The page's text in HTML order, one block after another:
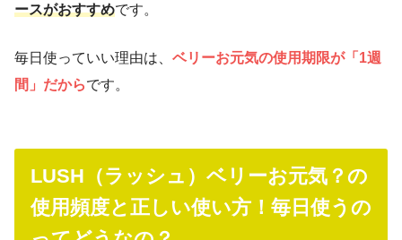
ースがおすすめです。
毎日使っていい理由は、 ベリーお元気の使用期限が「1週
間」だからです。
LUSH（ラッシュ）ベリーお元気？の
使用頻度と正しい使い方！毎日使うの